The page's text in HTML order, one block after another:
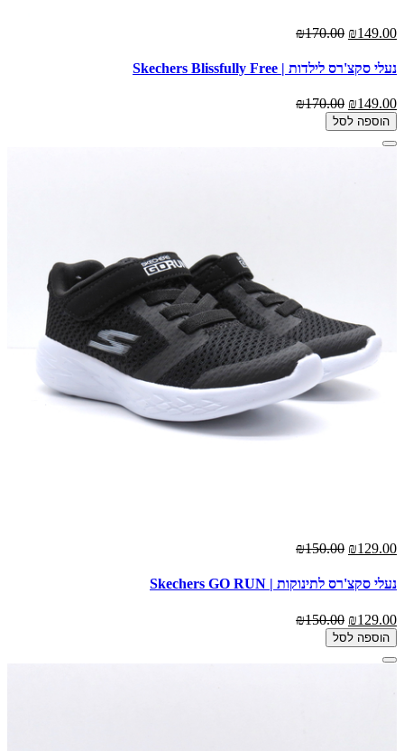
₪149.00
₪170.00
נעלי סקצ'רס לילדות | Skechers Blissfully Free
₪149.00
₪170.00
הוספה לסל
₪129.00
₪150.00
נעלי סקצ'רס לתינוקות | Skechers GO RUN
₪129.00
₪150.00
הוספה לסל